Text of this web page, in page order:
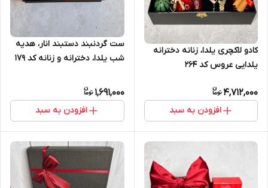
کادو‌ لاکچری یلدا، زنانه دخترانه
یلدایی عروس کد ۲۶۴
4,712,000
افزودن به سبد
ست گردنبند دستبند انار، هدیه
شب یلدا، دخترانه و زنانه کد ۱۷۹
1,691,000
افزودن به سبد